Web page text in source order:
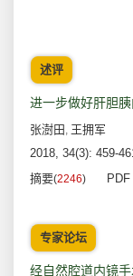
述评
进一步做好肝胆
张澍田 , 王拥军
2018, 34(3): 459-
摘要(2246)
专家论坛
经自然腔道内镜